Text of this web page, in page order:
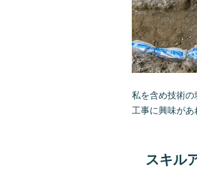
私を含め技術
工事に興味があ
スキル